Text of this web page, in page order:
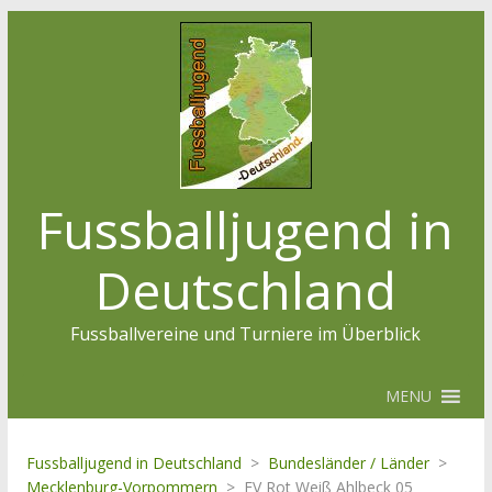
Fussballjugend in
Deutschland
Fussballvereine und Turniere im Überblick
MENU
Fussballjugend in Deutschland > Bundesländer / Länder >
Mecklenburg-Vorpommern > FV Rot Weiß Ahlbeck 05